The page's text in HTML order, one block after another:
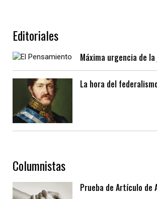
Editoriales
Máxima urgencia de
La hora del
Columnistas
Prueba de Artículo de